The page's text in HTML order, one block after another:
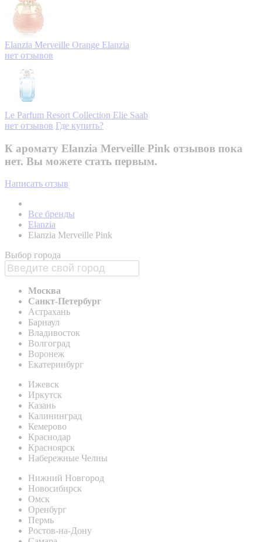
Elanzia Merveille Orange Elanzia
нет отзывов
Le Parfum Resort Collection Elie Saab
нет отзывов Где купить?
К аромату Elanzia Merveille Pink отзывов пока
нет. Вы можете стать первым.
Написать отзыв
Все бренды
Elanzia
Elanzia Merveille Pink
Выбор города
Москва
Санкт-Петербург
Астрахань
Барнаул
Владивосток
Волгоград
Воронеж
Екатеринбург
Ижевск
Иркутск
Казань
Калининград
Кемерово
Краснодар
Красноярск
Набережные Челны
Нижний Новгород
Новосибирск
Омск
Оренбург
Пермь
Ростов-на-Дону